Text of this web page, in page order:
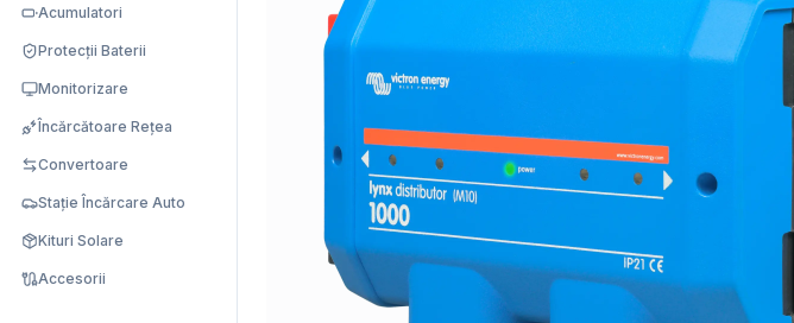
Acumulatori
Protecții Baterii
Monitorizare
Încărcătoare Rețea
Convertoare
Stație Încărcare Auto
Kituri Solare
Accesorii